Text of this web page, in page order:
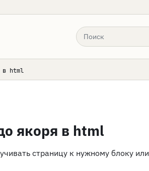
Поиск по сайту
в html
якоря в html
страницу к нужному блоку или